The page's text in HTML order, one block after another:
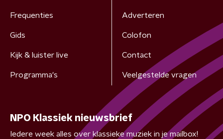
Frequenties
Gids
Kijk & luister live
Programma's
Adverteren
Colofon
Contact
Veelgestelde vragen
NPO Klassiek nieuwsbrief
Iedere week alles over klassieke muziek in je mailbox!